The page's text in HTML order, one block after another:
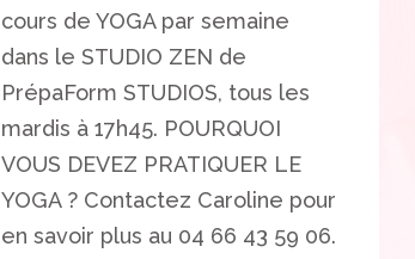
cours de YOGA par semaine
dans le STUDIO ZEN de
PrépaForm STUDIOS, tous les
mardis à 17h45. POURQUOI
VOUS DEVEZ PRATIQUER LE
YOGA ? Contactez Caroline pour
en savoir plus au 04 66 43 59 06.